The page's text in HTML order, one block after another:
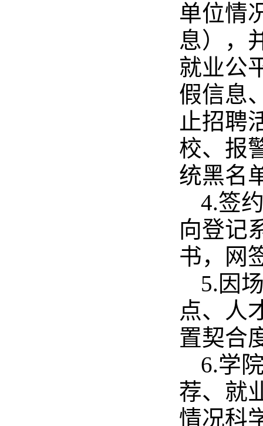
单位情
息），
就业公
假信息
止招聘
校、报
统黑名
4.签
向登记
书，网
5.因
点、人
置契合
6.学
荐、就
情况科